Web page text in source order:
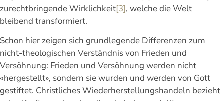
zurechtbringende Wirklichkeit[3], welche die Welt
bleibend transformiert.
Schon hier zeigen sich grundlegende Differenzen zum
nicht-theologischen Verständnis von Frieden und
Versöhnung: Frieden und Versöhnung werden nicht
«hergestellt», sondern sie wurden und werden von Gott
gestiftet. Christliches Wiederherstellungshandeln bezieht